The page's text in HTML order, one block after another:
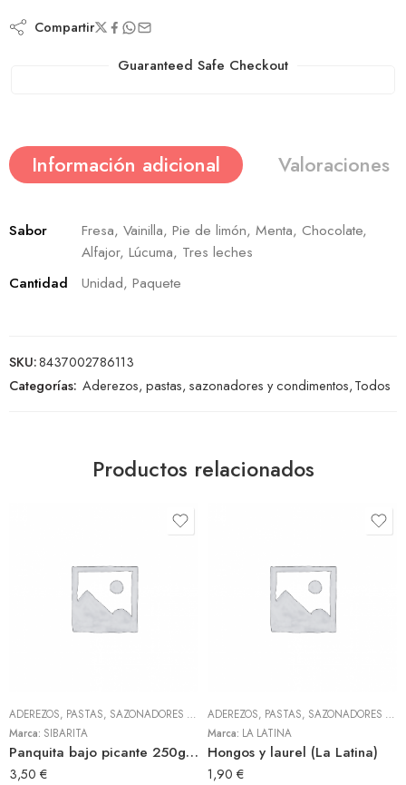
Compartir
Guaranteed Safe Checkout
Información adicional Valoraciones
Sabor
Fresa, Vainilla, Pie de limón, Menta, Chocolate,
Alfajor, Lúcuma, Tres leches
Cantidad
Unidad, Paquete
SKU:8437002786113
Categorías: Aderezos, pastas, sazonadores y condimentos,Todos
Productos relacionados
ADEREZOS, PASTAS, SAZONADORES Y CONDIMENTOS ,TODOS
Marca: SIBARITA
Panquita bajo picante 250gr (Sibarita)
3,50 €
ADEREZOS, PASTAS, SAZONADORES Y CONDIMENTOS
Marca: LA LATINA
Hongos y laurel (La Latina)
1,90 €